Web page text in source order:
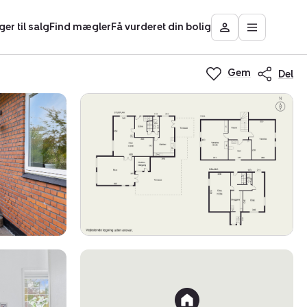
til salgFind mæglerFå vurderet din bolig
Besøg
Mit
Nybolig
Åbn
Gem Del